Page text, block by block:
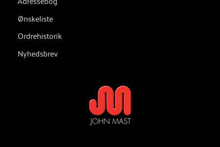
Ønskeliste
Ordrehistorik
Nyhedsbrev